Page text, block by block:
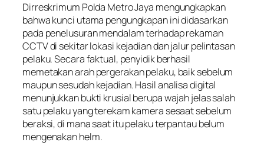
Dirreskrimum Polda Metro Jaya mengungkapkan
bahwa kunci utama pengungkapan ini didasarkan
pada penelusuran mendalam terhadap rekaman
CCTV di sekitar lokasi kejadian dan jalur pelintasan
pelaku. Secara faktual, penyidik berhasil
memetakan arah pergerakan pelaku, baik sebelum
maupun sesudah kejadian. Hasil analisa digital
menunjukkan bukti krusial berupa wajah jelas salah
satu pelaku yang terekam kamera sesaat sebelum
beraksi, di mana saat itu pelaku terpantau belum
mengenakan helm.